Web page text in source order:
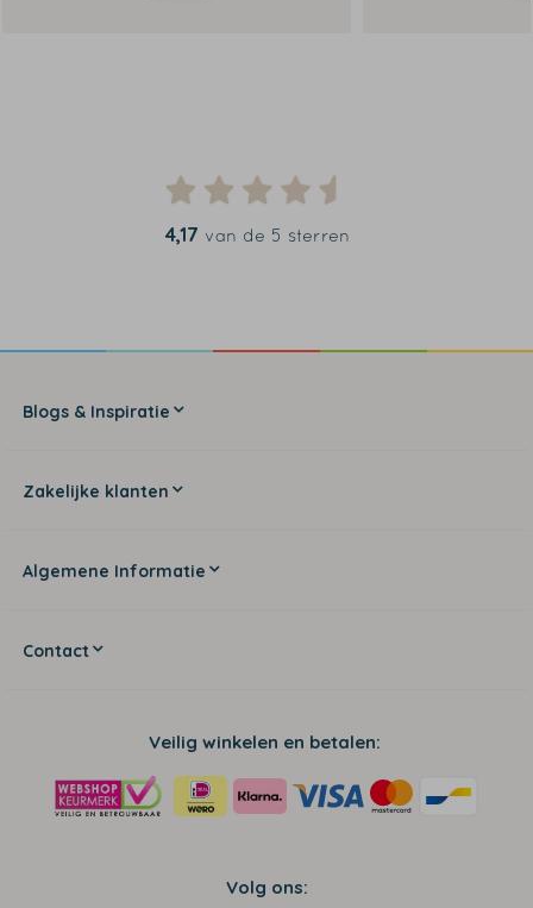
4,17 van de 5 sterren
Blogs & Inspiratie
Zakelijke klanten
Algemene Informatie
Contact
Veilig winkelen en betalen:
Volg ons: